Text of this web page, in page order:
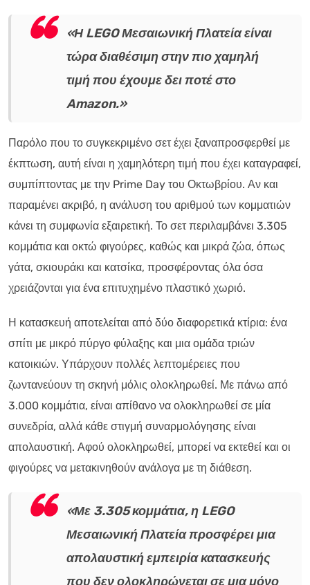
«Η LEGO Μεσαιωνική Πλατεία είναι
τώρα διαθέσιμη στην πιο χαμηλή
τιμή που έχουμε δει ποτέ στο
Amazon.»
Παρόλο που το συγκεκριμένο σετ έχει ξαναπροσφερθεί με
έκπτωση, αυτή είναι η χαμηλότερη τιμή που έχει καταγραφεί,
συμπίπτοντας με την Prime Day του Οκτωβρίου. Αν και
παραμένει ακριβό, η ανάλυση του αριθμού των κομματιών
κάνει τη συμφωνία εξαιρετική. Το σετ περιλαμβάνει 3.305
κομμάτια και οκτώ φιγούρες, καθώς και μικρά ζώα, όπως
γάτα, σκιουράκι και κατσίκα, προσφέροντας όλα όσα
χρειάζονται για ένα επιτυχημένο πλαστικό χωριό.
Η κατασκευή αποτελείται από δύο διαφορετικά κτίρια: ένα
σπίτι με μικρό πύργο φύλαξης και μια ομάδα τριών
κατοικιών. Υπάρχουν πολλές λεπτομέρειες που
ζωντανεύουν τη σκηνή μόλις ολοκληρωθεί. Με πάνω από
3.000 κομμάτια, είναι απίθανο να ολοκληρωθεί σε μία
συνεδρία, αλλά κάθε στιγμή συναρμολόγησης είναι
απολαυστική. Αφού ολοκληρωθεί, μπορεί να εκτεθεί και οι
φιγούρες να μετακινηθούν ανάλογα με τη διάθεση.
«Με 3.305 κομμάτια, η LEGO
Μεσαιωνική Πλατεία προσφέρει μια
απολαυστική εμπειρία κατασκευής
που δεν ολοκληρώνεται σε μια μόνο